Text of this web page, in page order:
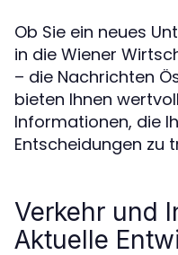
Ob Sie ein neues
in die Wiener
– die Nachrichten
bieten Ihnen
Informationen, die
Entscheidungen zu
Verkehr und
Aktuelle